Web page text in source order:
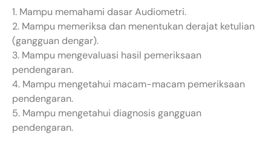
1. Mampu memahami dasar Audiometri.
2. Mampu memeriksa dan menentukan derajat ketulian
(gangguan dengar).
3. Mampu mengevaluasi hasil pemeriksaan
pendengaran.
4. Mampu mengetahui macam-macam pemeriksaan
pendengaran.
5. Mampu mengetahui diagnosis gangguan
pendengaran.